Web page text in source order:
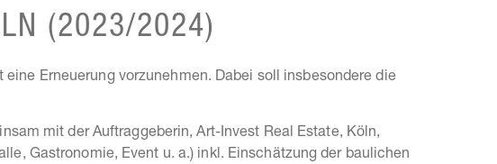
(2023/2024)
Erneuerung vorzunehmen. Dabei soll insbesondere die
mit der Auftraggeberin, Art-Invest Real Estate, Köln,
Gastronomie, Event u. a.) inkl. Einschätzung der baulichen